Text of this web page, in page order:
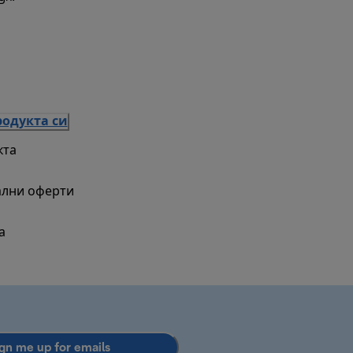
си
оферти
me up for emails